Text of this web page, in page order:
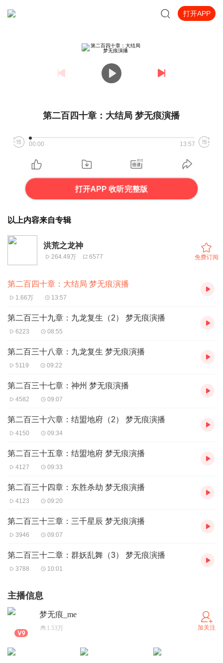
打开APP
第二百四十章：大结局 梦无痕演播
00:00 13:57
打开APP 收听完整版
以上内容来自专辑
洪荒之龙神
264.49万 6577 免费订阅
第二百四十章：大结局 梦无痕演播
1.66万 13:57
第二百三十九章：九龙复生（2） 梦无痕演播
6223 08:55
第二百三十八章：九龙复生 梦无痕演播
5119 09:22
第二百三十七章：神州 梦无痕演播
4582 09:07
第二百三十六章：结盟地府（2） 梦无痕演播
4150 09:34
第二百三十五章：结盟地府 梦无痕演播
4127 09:33
第二百三十四章：东胜杀劫 梦无痕演播
4123 09:20
第二百三十三章：三千星辰 梦无痕演播
3946 09:07
第二百三十二章：群妖乱舞（3） 梦无痕演播
3788 10:01
主播信息
梦无痕_me
1.53万 加关注